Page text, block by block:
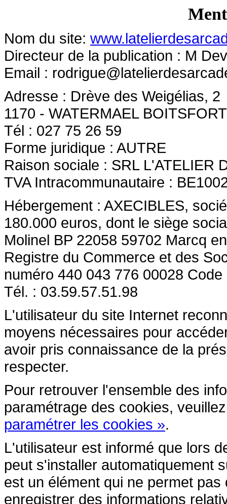
Nom du site:
Directeur de la publication : M
Email :
Adresse : Drève des Weigélias, 2
1170 - WATERMAEL BOITSFORT
Tél : 027 75 26 59
Forme juridique : AUTRE
Raison sociale : SRL L'ATELIER
TVA Intracommunautaire :
Hébergement : AXECIBLES,
180.000 euros, dont le siège
Molinel BP 22058 59702 Marcq
Registre du Commerce et des
numéro 440 043 776 00028
Tél. : 03.59.57.51.98
L'utilisateur du site Internet
moyens nécessaires pour
avoir pris connaissance de la
respecter.
Pour retrouver l'ensemble des
paramétrage des cookies,
paramétrer les cookies ».
L'utilisateur est informé que lors
peut s'installer automatiquement
est un élément qui ne permet
enregistrer des informations